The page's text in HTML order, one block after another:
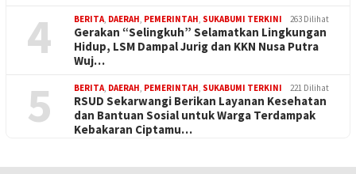
4 BERITA DAERAH PEMERINTAH SUKABUMI TERKINI 263 Dilihat
Gerakan “Selingkuh” Selamatkan Lingkungan
Hidup, LSM Dampal Jurig dan KKN Nusa Putra
Wuj…
5 BERITA DAERAH PEMERINTAH SUKABUMI TERKINI 221 Dilihat
RSUD Sekarwangi Berikan Layanan Kesehatan
dan Bantuan Sosial untuk Warga Terdampak
Kebakaran Ciptamu…